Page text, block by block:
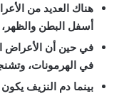
هناك العديد من
أسفل البطن والظهر،
في حين أن الأعراض
في الهرمونات،
بينما دم النزيف